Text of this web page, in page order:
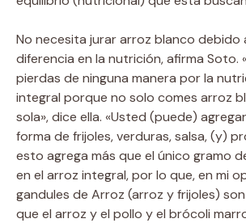
No necesita jurar arroz blanco debido
diferencia en la nutrición, afirma Soto.
pierdas de ninguna manera por la
integral porque no solo comes arroz
sola», dice ella. «Usted (puede)
forma de frijoles, verduras, salsa, (y)
esto agrega más que el único gramo
en el arroz integral, por lo que, en mi
gandules de Arroz (arroz y frijoles)
que el arroz y el pollo y el brócoli